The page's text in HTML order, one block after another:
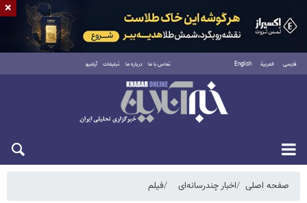
فارسی العربية English تماس با ما درباره ما تبلیغات آرشیو
شنبه ۱۷ مرداد ۱۴۰۵
صفحه اصلی اخبار چندرسانه‌ای فیلم
×